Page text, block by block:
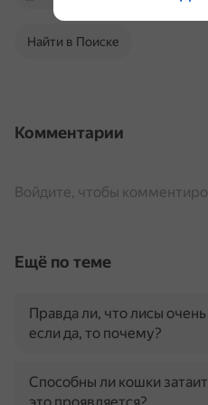
Найти в Поиске
Комментарии
Войдите, чтобы
Ещё по теме
Правда ли, что лисы
если да, то почему?
Способны ли кошки